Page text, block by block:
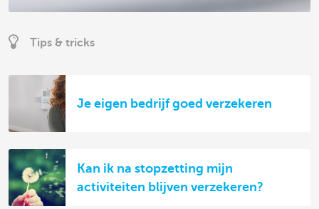
Tips & tricks
Je eigen bedrijf goed verzekeren
Kan ik na stopzetting mijn
activiteiten blijven verzekeren?